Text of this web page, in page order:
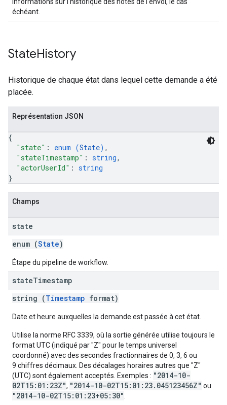
échéant.
StateHistory
Historique de chaque état dans lequel cette demande a été
placée.
Représentation JSON
{
"state" : enum (State) ,
"stateTimestamp" : string,
"actorUserId" : string
}
Champs
state
enum (State)
Étape du pipeline de workflow.
stateTimestamp
string (Timestamp format)
Date et heure auxquelles la demande est passée à cet état.
Utilise la norme RFC 3339, où la sortie générée utilise toujours le
format UTC (indiqué par "Z" pour le temps universel
coordonné) avec des secondes fractionnaires de 0, 3, 6 ou
9 chiffres décimaux. Des décalages horaires autres que "Z"
(UTC) sont également acceptés. Exemples : "2014-10-
02T15:01:23Z", "2014-10-02T15:01:23.045123456Z" ou
"2014-10-02T15:01:23+05:30"